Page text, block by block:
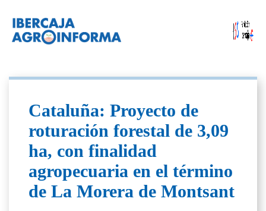
Cataluña: Proyecto de
roturación forestal de 3,09
ha, con finalidad
agropecuaria en el término
de La Morera de Montsant